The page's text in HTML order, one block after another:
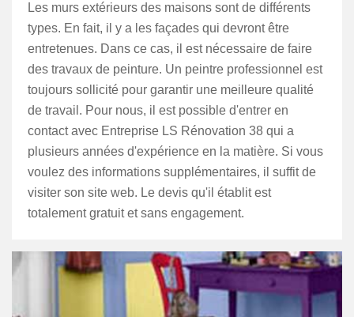
Les murs extérieurs des maisons sont de différents
types. En fait, il y a les façades qui devront être
entretenues. Dans ce cas, il est nécessaire de faire
des travaux de peinture. Un peintre professionnel est
toujours sollicité pour garantir une meilleure qualité
de travail. Pour nous, il est possible d'entrer en
contact avec Entreprise LS Rénovation 38 qui a
plusieurs années d'expérience en la matière. Si vous
voulez des informations supplémentaires, il suffit de
visiter son site web. Le devis qu'il établit est
totalement gratuit et sans engagement.